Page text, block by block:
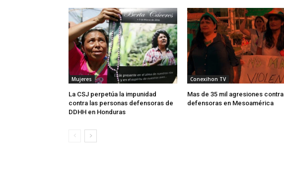
Mujeres
La CSJ perpetúa la impunidad
contra las personas defensoras de
DDHH en Honduras
Conexihon TV
Mas de 35 mil agresiones contra
defensoras en Mesoamérica